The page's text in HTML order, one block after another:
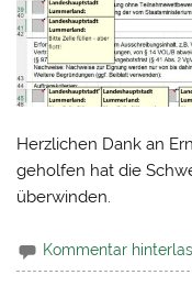
Herzlichen Dank an
geholfen hat die
überwinden.
Kommentar